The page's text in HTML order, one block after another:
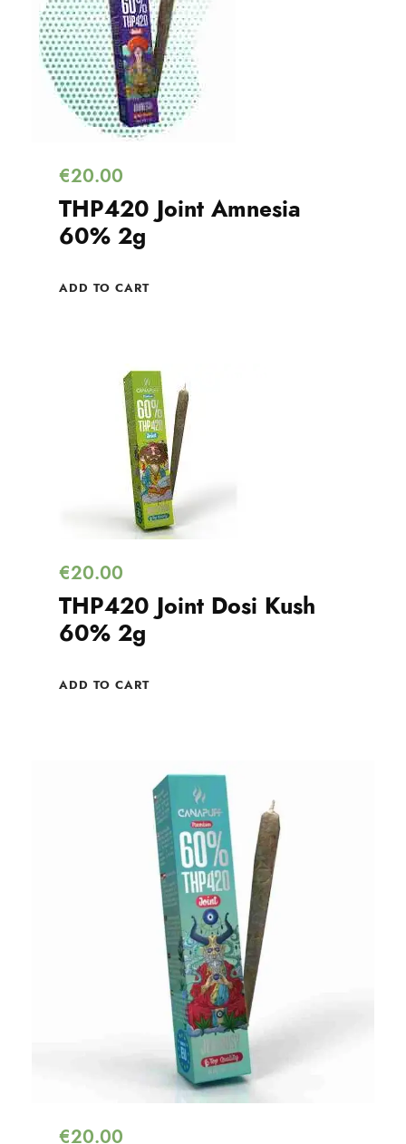
€20.00
THP420 Joint Amnesia
60% 2g
ADD TO CART
€20.00
THP420 Joint Dosi Kush
60% 2g
ADD TO CART
€20.00